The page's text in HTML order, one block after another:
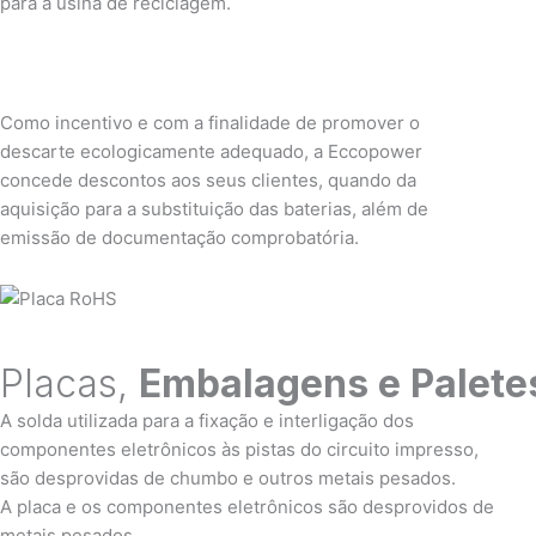
Como incentivo e com a finalidade de promover o
descarte ecologicamente adequado, a Eccopower
concede descontos aos seus clientes, quando da
aquisição para a substituição das baterias, além de
emissão de documentação comprobatória.
Placas, Embalagens e
A solda utilizada para a fixação e interligação dos
componentes eletrônicos às pistas do circuito impresso,
são desprovidas de chumbo e outros metais pesados.
A placa e os componentes eletrônicos são desprovidos de